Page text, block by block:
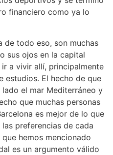
financiero como ya lo
de todo eso, son muchas
sus ojos en la capital
a vivir allí, principalmente
estudios. El hecho de que
el mar Mediterráneo y
que muchas personas
es mejor de lo que
preferencias de cada
hemos mencionado
es un argumento válido